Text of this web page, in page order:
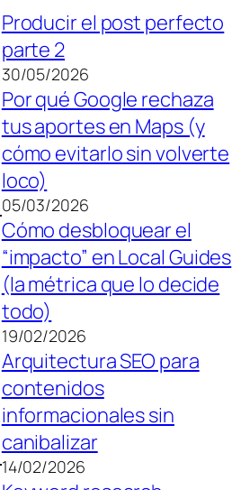
Producir el post perfecto
parte 2
30/05/2026
Por qué Google rechaza
tus aportes en Maps (y
cómo evitarlo sin volverte
loco)
05/03/2026
Cómo desbloquear el
“impacto” en Local Guides
(la métrica que lo decide
todo)
19/02/2026
Arquitectura SEO para
contenidos
informacionales sin
canibalizar
14/02/2026